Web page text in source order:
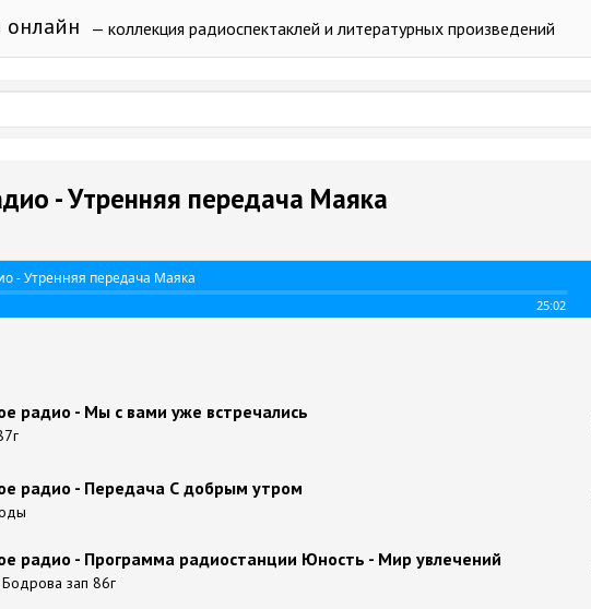
онлайн — коллекция радиоспектаклей и литературных произведений
- Утренняя передача Маяка
- Утренняя передача Маяка
25:02
радио - Мы с вами уже встречались
радио - Передача С добрым утром
радио - Программа радиостанции Юность - Мир увлечений
зап 86г